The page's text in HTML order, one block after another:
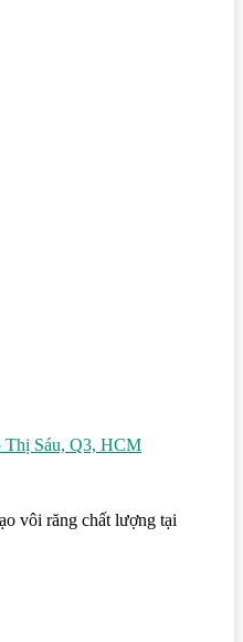
Thị Sáu, Q3, HCM
vôi răng chất lượng tại